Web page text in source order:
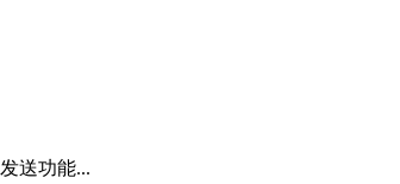
送功能...